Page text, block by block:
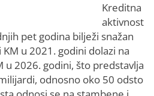
Kreditna
aktivnost
pet godina bilježi snažan
u 2021. godini dolazi na
u 2026. godini, što predstavlja
odnosno oko 50 odsto